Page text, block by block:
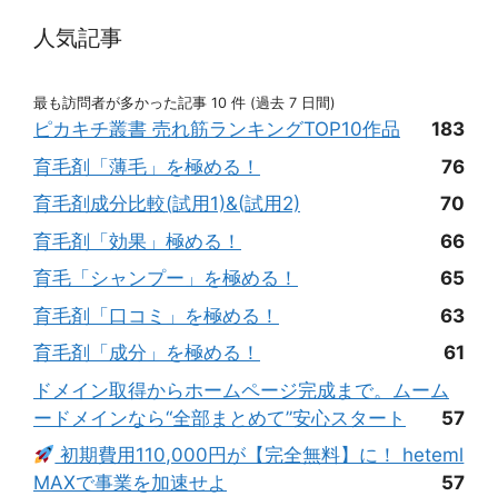
人気記事
最も訪問者が多かった記事 10 件 (過去 7 日間)
ピカキチ叢書 売れ筋ランキングTOP10作品
183
育毛剤「薄毛」を極める！
76
育毛剤成分比較(試用1)&(試用2)
70
育毛剤「効果」極める！
66
育毛「シャンプー」を極める！
65
育毛剤「口コミ」を極める！
63
育毛剤「成分」を極める！
61
ドメイン取得からホームページ完成まで。ムーム
ードメインなら“全部まとめて”安心スタート
57
初期費用110,000円が【完全無料】に！ heteml
MAXで事業を加速せよ
57